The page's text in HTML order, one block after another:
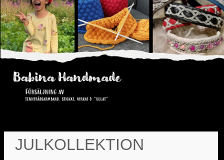
GÄSTBOK
KONTAKT
BONADER
JULKOLLEKTION